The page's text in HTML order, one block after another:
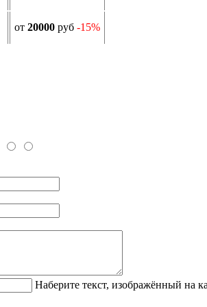
от 20000 руб -15%
Наберите текст, изображённый на